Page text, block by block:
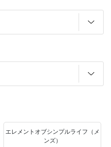
エレメントオブシンプルライフ（メ
ンズ）